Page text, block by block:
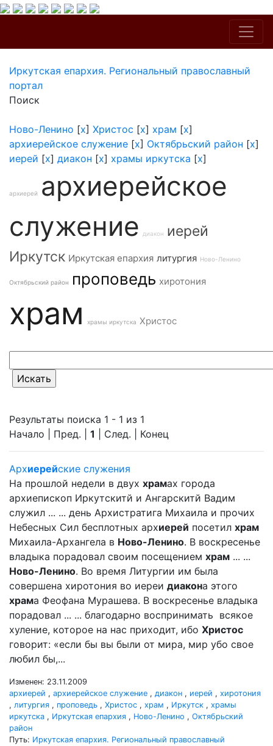
Иркутская епархия. Региональный православный
портал
Поиск
Ново-Ленино [x] Христос [x] храм [x]
архиерейское служение [x] Октябрьский район [x]
иерей [x] диакон [x] храмы иркутска [x]
архиерей
архиерейское
служение
диакон иерей
Иркутск Иркутская епархия литургия Ново-Ленино
Октябрьский район проповедь хиротония
храм храмы иркутска Христос
Результаты поиска 1 - 1 из 1
Начало | Пред. | 1 | След. | Конец
Архиерейские служения
На прошлой недели в двух храмах города
архиепископ Иркутскитй и Ангарскитй Вадим
служил ... ... день Архистратига Михаила и прочих
Небесных Сил бесплотных архиерей посетил храм
Михаила-Архангела в Ново-Ленино. В воскресенье
владыка порадовал своим посещением храм ... ...
Ново-Ленино. Во время Литургии им была
совершена хиротония во иереи диакона этого
храма Феофана Мурашева. В воскресенье владыка
порадовал ... ... благодарно воспринимать всякое
хуление, которое на нас приходит, ибо Христос
говорит: «если бы вы были от мира, мир убо свое
любил бы,...
Изменен: 23.11.2009
архиерей , архиерейское служение , диакон , иерей , хиротония
, литургия , проповедь , Христос , храм , Иркутск , храмы
иркутска , Иркутская епархия , Ново-Ленино , Октябрьский
район
Путь: Иркутская епархия. Региональный православный